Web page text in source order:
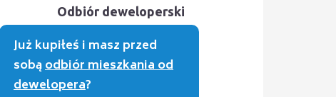
Odbiór deweloperski
Już kupiłeś i masz przed
sobąodbiór mieszkania od
dewelopera?